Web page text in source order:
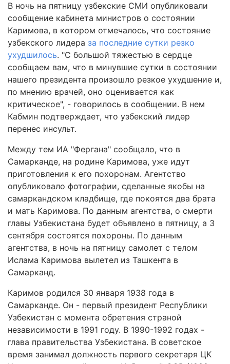
В ночь на пятницу узбекские СМИ опубликовали
сообщение кабинета министров о состоянии
Каримова, в котором отмечалось, что состояние
узбекского лидера за последние сутки резко
ухудшилось. "С большой тяжестью в сердце
сообщаем вам, что в минувшие сутки в состоянии
нашего президента произошло резкое ухудшение и,
по мнению врачей, оно оценивается как
критическое", - говорилось в сообщении. В нем
Кабмин подтверждает, что узбекский лидер
перенес инсульт.
Между тем ИА "Фергана" сообщало, что в
Самарканде, на родине Каримова, уже идут
приготовления к его похоронам. Агентство
опубликовало фотографии, сделанные якобы на
самаркандском кладбище, где покоятся два брата
и мать Каримова. По данным агентства, о смерти
главы Узбекистана будет объявлено в пятницу, а 3
сентября состоятся похороны. По данным
агентства, в ночь на пятницу самолет с телом
Ислама Каримова вылетел из Ташкента в
Самарканд.
Каримов родился 30 января 1938 года в
Самарканде. Он - первый президент Республики
Узбекистан с момента обретения страной
независимости в 1991 году. В 1990-1992 годах -
глава правительства Узбекистана. В советское
время занимал должность первого секретаря ЦК